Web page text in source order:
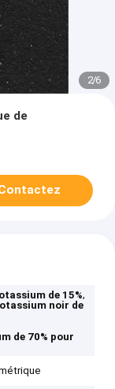
2/6
de
de 15%,
noir de
de 70% pour